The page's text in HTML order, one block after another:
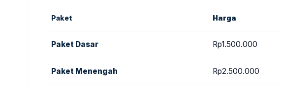
Paket Harga
Paket Dasar Rp1.500.000
Paket Menengah Rp2.500.000